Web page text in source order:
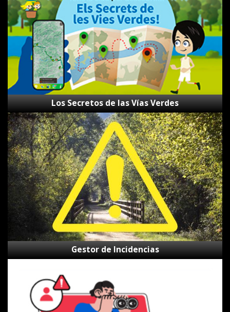
Vías
Verdes
Los Secretos de las Vías Verdes
Gestor
de
Incidencias
Gestor de Incidencias